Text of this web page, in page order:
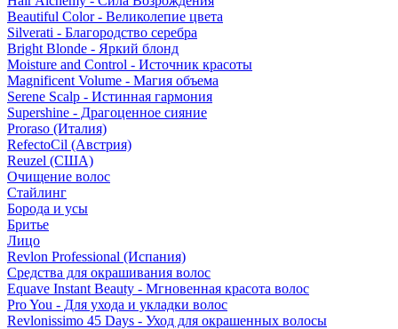
Beautiful Color - Великолепие цвета
Silverati - Благородство серебра
Bright Blonde - Яркий блонд
Moisture and Control - Источник красоты
Magnificent Volume - Магия объема
Serene Scalp - Истинная гармония
Supershine - Драгоценное сияние
Proraso (Италия)
RefectoCil (Австрия)
Reuzel (США)
Очищение волос
Стайлинг
Борода и усы
Бритье
Лицо
Revlon Professional (Испания)
Средства для окрашивания волос
Equave Instant Beauty - Мгновенная красота волос
Pro You - Для ухода и укладки волос
Revlonissimo 45 Days - Уход для окрашенных волосы